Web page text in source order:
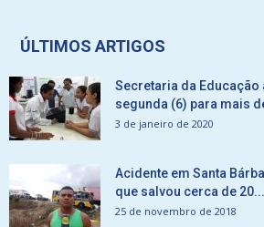
ÚLTIMOS ARTIGOS
Secretaria da
segunda (6) para mais
3 de janeiro de 2020
Acidente em Santa
que salvou cerca de 20...
25 de novembro de 2018